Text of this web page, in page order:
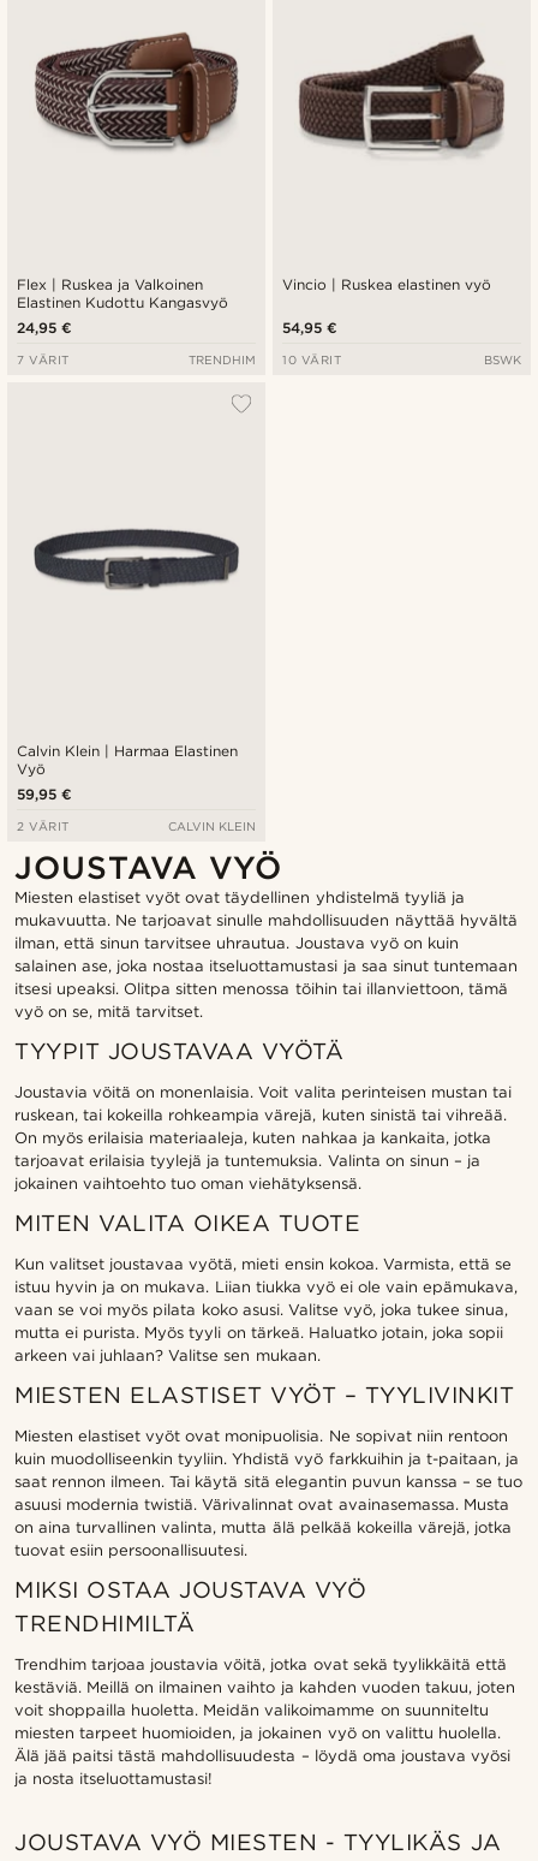
Flex | Ruskea ja Valkoinen
Elastinen Kudottu Kangasvyö
24,95 €
7 VÄRIT TRENDHIM
Vincio | Ruskea elastinen vyö
54,95 €
10 VÄRIT BSWK
Calvin Klein | Harmaa Elastinen
Vyö
59,95 €
2 VÄRIT CALVIN KLEIN
JOUSTAVA VYÖ
Miesten elastiset vyöt ovat täydellinen yhdistelmä tyyliä ja
mukavuutta. Ne tarjoavat sinulle mahdollisuuden näyttää hyvältä
ilman, että sinun tarvitsee uhrautua. Joustava vyö on kuin
salainen ase, joka nostaa itseluottamustasi ja saa sinut tuntemaan
itsesi upeaksi. Olitpa sitten menossa töihin tai illanviettoon, tämä
vyö on se, mitä tarvitset.
TYYPIT JOUSTAVAA VYÖTÄ
Joustavia vöitä on monenlaisia. Voit valita perinteisen mustan tai
ruskean, tai kokeilla rohkeampia värejä, kuten sinistä tai vihreää.
On myös erilaisia materiaaleja, kuten nahkaa ja kankaita, jotka
tarjoavat erilaisia tyylejä ja tuntemuksia. Valinta on sinun – ja
jokainen vaihtoehto tuo oman viehätyksensä.
MITEN VALITA OIKEA TUOTE
Kun valitset joustavaa vyötä, mieti ensin kokoa. Varmista, että se
istuu hyvin ja on mukava. Liian tiukka vyö ei ole vain epämukava,
vaan se voi myös pilata koko asusi. Valitse vyö, joka tukee sinua,
mutta ei purista. Myös tyyli on tärkeä. Haluatko jotain, joka sopii
arkeen vai juhlaan? Valitse sen mukaan.
MIESTEN ELASTISET VYÖT – TYYLIVINKIT
Miesten elastiset vyöt ovat monipuolisia. Ne sopivat niin rentoon
kuin muodolliseenkin tyyliin. Yhdistä vyö farkkuihin ja t-paitaan, ja
saat rennon ilmeen. Tai käytä sitä elegantin puvun kanssa – se tuo
asuusi modernia twistiä. Värivalinnat ovat avainasemassa. Musta
on aina turvallinen valinta, mutta älä pelkää kokeilla värejä, jotka
tuovat esiin persoonallisuutesi.
MIKSI OSTAA JOUSTAVA VYÖ
TRENDHIMILTÄ
Trendhim tarjoaa joustavia vöitä, jotka ovat sekä tyylikkäitä että
kestäviä. Meillä on ilmainen vaihto ja kahden vuoden takuu, joten
voit shoppailla huoletta. Meidän valikoimamme on suunniteltu
miesten tarpeet huomioiden, ja jokainen vyö on valittu huolella.
Älä jää paitsi tästä mahdollisuudesta – löydä oma joustava vyösi
ja nosta itseluottamustasi!
JOUSTAVA VYÖ MIESTEN - TYYLIKÄS JA